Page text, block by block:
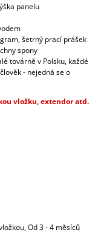
panelu
šetrný prací prášek
spony
továrně v Polsku, každé
- nejedná se o
vložku, extendor atd.
Od 3 - 4 měsíců